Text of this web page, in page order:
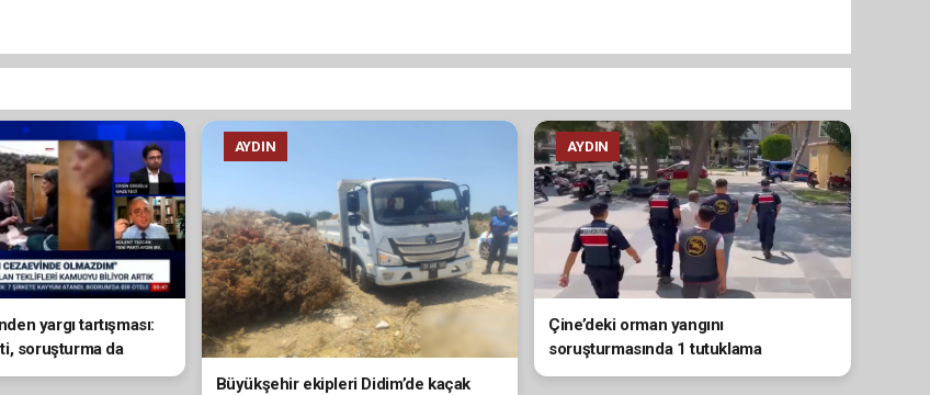
yargı tartışması:
soruşturma da
AYDIN
Büyükşehir ekipleri Didim’de kaçak
AYDIN
Çine’deki orman yangını
soruşturmasında 1 tutuklama